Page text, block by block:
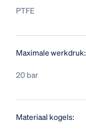
PTFE
Maximale werkdruk:
20 bar
Materiaal kogels: